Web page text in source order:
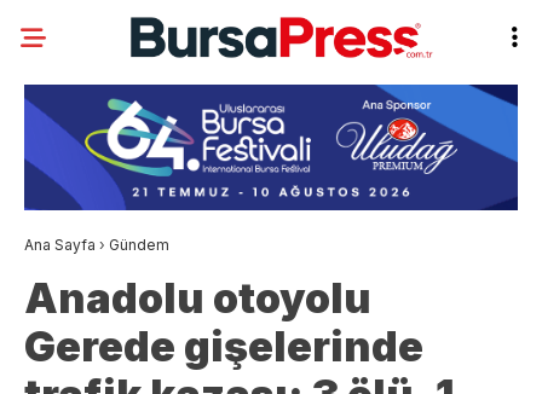
Ana Sayfa › Gündem
Anadolu otoyolu
Gerede gişelerinde